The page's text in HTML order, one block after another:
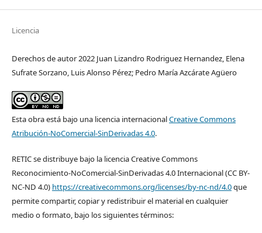
Licencia
Derechos de autor 2022 Juan Lizandro Rodriguez Hernandez, Elena
Sufrate Sorzano, Luis Alonso Pérez; Pedro María Azcárate Agüero
Esta obra está bajo una licencia internacionalCreative Commons
Atribución-NoComercial-SinDerivadas 4.0.
RETIC se distribuye bajo la licencia Creative Commons
Reconocimiento-NoComercial-SinDerivadas 4.0 Internacional (CC BY-
NC-ND 4.0) https://creativecommons.org/licenses/by-nc-nd/4.0que
permite compartir, copiar y redistribuir el material en cualquier
medio o formato, bajo los siguientes términos: